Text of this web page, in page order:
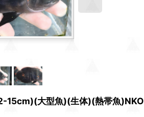
15cm)(大型魚)(生体)(熱帯魚)NKO